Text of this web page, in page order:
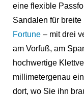
eine flexible
Sandalen für breite
Fortune – mit drei
am Vorfuß, am
hochwertige
millimetergenau
dort, wo Sie ihn